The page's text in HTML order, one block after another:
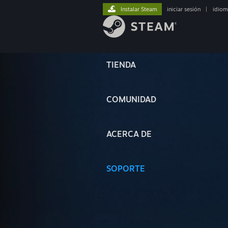
TIENDA
COMUNIDAD
ACERCA DE
SOPORTE
Instalar Steam iniciar sesión